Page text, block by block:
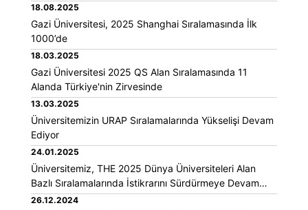
18.08.2025
Gazi Üniversitesi, 2025 Shanghai Sıralamasında İlk
1000’de
18.03.2025
Gazi Üniversitesi 2025 QS Alan Sıralamasında 11
Alanda Türkiye'nin Zirvesinde
13.03.2025
Üniversitemizin URAP Sıralamalarında Yükselişi Devam
Ediyor
24.01.2025
Üniversitemiz, THE 2025 Dünya Üniversiteleri Alan
Bazlı Sıralamalarında İstikrarını Sürdürmeye Devam
Ediyor!
26.12.2024